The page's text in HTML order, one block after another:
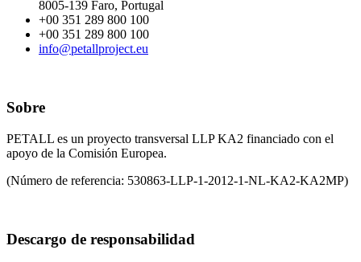
8005-139 Faro, Portugal
+00 351 289 800 100
+00 351 289 800 100
info@petallproject.eu
Sobre
PETALL es un proyecto transversal LLP KA2 financiado con el
apoyo de la Comisión Europea.
(Número de referencia: 530863-LLP-1-2012-1-NL-KA2-KA2MP)
Descargo de responsabilidad